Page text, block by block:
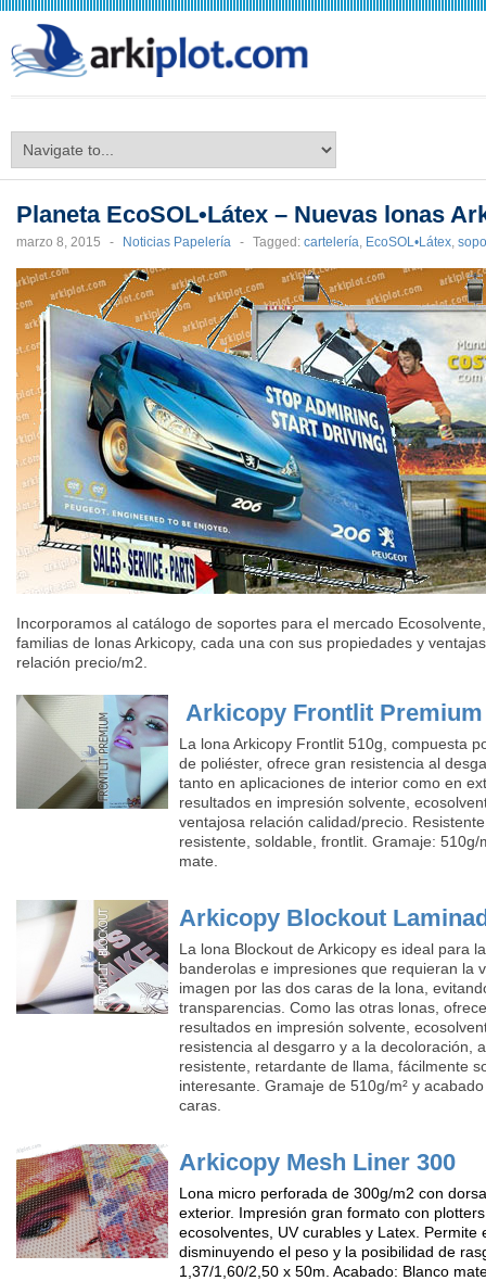
Planeta EcoSOL•Látex – Nuevas lonas
marzo 8, 2015 - Noticias Papelería - Tagged: cartelería, EcoSOL•Látex,
Incorporamos al catálogo de soportes para el mercado
familias de lonas Arkicopy, cada una con sus propiedades y
relación precio/m2.
Arkicopy Frontlit Premium
La lona Arkicopy Frontlit 510g, compuesta
de poliéster, ofrece gran resistencia al
tanto en aplicaciones de interior como en
resultados en impresión solvente,
ventajosa relación calidad/precio.
resistente, soldable, frontlit. Gramaje: 510g/
mate.
Arkicopy Blockout
La lona Blockout de Arkicopy es ideal para
banderolas e impresiones que requieran la
imagen por las dos caras de la lona,
transparencias. Como las otras lonas,
resultados en impresión solvente,
resistencia al desgarro y a la decoloración,
resistente, retardante de llama, fácilmente
interesante. Gramaje de 510g/m² y
caras.
Arkicopy Mesh Liner 300
Lona micro perforada de 300g/m2 con
exterior. Impresión gran formato con
ecosolventes, UV curables y Latex. Permite
disminuyendo el peso y la posibilidad de
1,37/1,60/2,50 x 50m. Acabado: Blanco